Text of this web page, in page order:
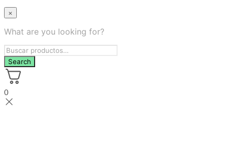
×
What are you looking for?
0